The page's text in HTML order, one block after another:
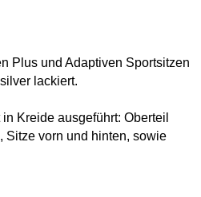
Plus und Adaptiven Sportsitzen
lackiert.
Kreide ausgeführt: Oberteil
Sitze vorn und hinten, sowie